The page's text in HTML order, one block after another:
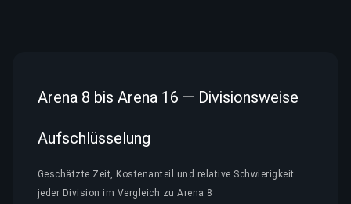
Arena 8 bis Arena 16 — Divisionsweise
Aufschlüsselung
Geschätzte Zeit, Kostenanteil und relative Schwierigkeit
jeder Division im Vergleich zu Arena 8